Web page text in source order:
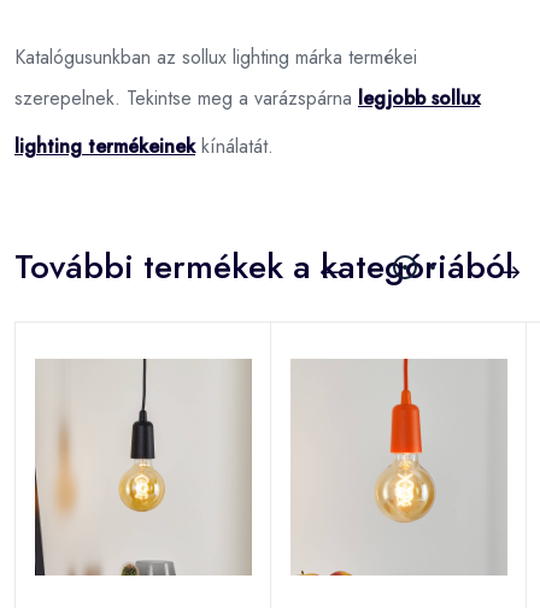
Katalógusunkban az sollux lighting márka termékei
szerepelnek. Tekintse meg a varázspárna legjobb sollux
lighting termékeinekkínálatát.
További termékek a kategóriából